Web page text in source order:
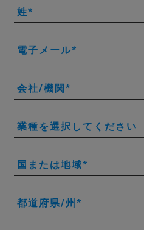
姓
電子メール
会社/機関
業種を選択してください
国または地域
都道府県/州